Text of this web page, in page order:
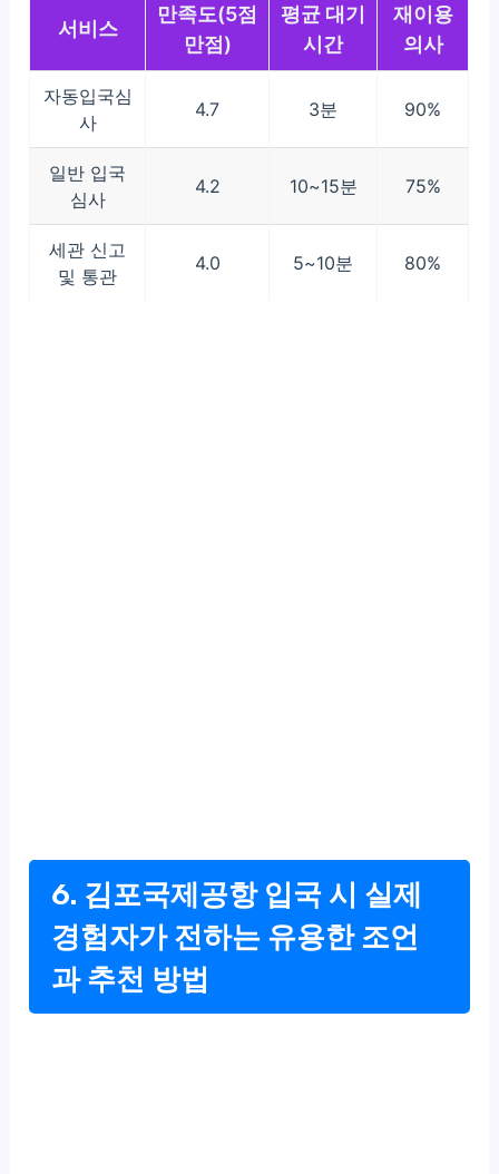
서비스
만족도(5점
만점)
평균 대기
시간
재이용
의사
자동입국심
사
4.7 3분 90%
일반 입국
심사
4.2 10~15분 75%
세관 신고
및 통관
4.0 5~10분 80%
6. 김포국제공항 입국 시 실제
경험자가 전하는 유용한 조언
과 추천 방법